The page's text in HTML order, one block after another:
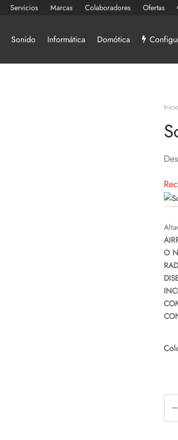
Servicios Marcas Colaboradores Ofertas
Sonido Informática Domótica
Inicio
O